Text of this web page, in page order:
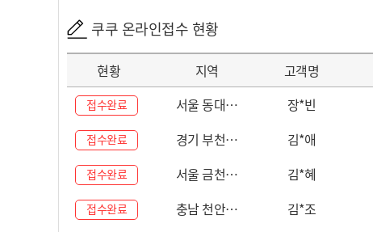
쿠쿠 온라인접수 현황
현황 지역 고객명
접수완료 서울 동대… 장*빈
접수완료 경기 부천… 김*애
접수완료 서울 금천… 김*혜
접수완료 충남 천안… 김*조